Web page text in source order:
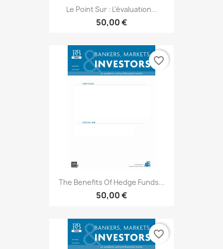
Le Point Sur : L'évaluation...
50,00 €
The Benefits Of Hedge Funds...
50,00 €
favorite_border
favorite_border